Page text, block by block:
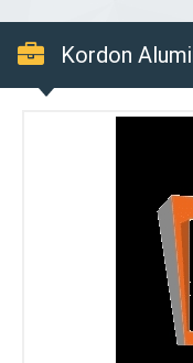
Kordon